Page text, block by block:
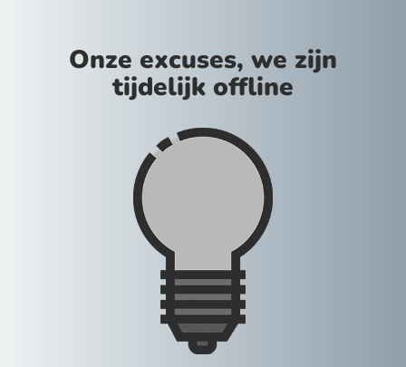
Onze excuses, we zijn
tijdelijk offline